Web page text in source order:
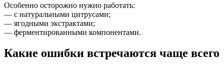
Особенно осторожно нужно работать:
— с натуральными цитрусами;
— ягодными экстрактами;
— ферментированными компонентами.
Какие ошибки встречаются чаще всего